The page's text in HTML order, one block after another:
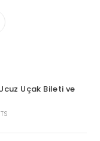
Uçak Bileti ve